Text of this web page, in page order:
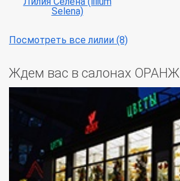
Selena)
Посмотреть все лилии (8)
Ждем вас в салонах ОРАНЖ